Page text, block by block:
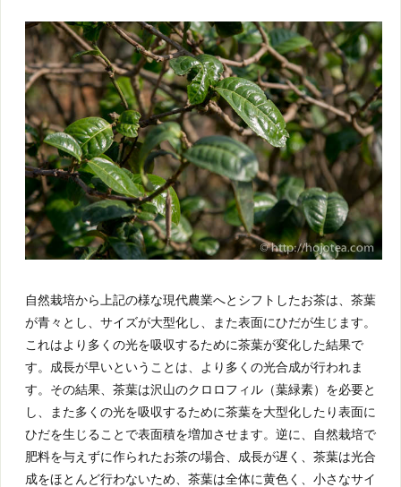
自然栽培から上記の様な現代農業へとシフトしたお茶は、茶葉
が青々とし、サイズが大型化し、また表面にひだが生じます。
これはより多くの光を吸収するために茶葉が変化した結果で
す。成長が早いということは、より多くの光合成が行われま
す。その結果、茶葉は沢山のクロロフィル（葉緑素）を必要と
し、また多くの光を吸収するために茶葉を大型化したり表面に
ひだを生じることで表面積を増加させます。逆に、自然栽培で
肥料を与えずに作られたお茶の場合、成長が遅く、茶葉は光合
成をほとんど行わないため、茶葉は全体に黄色く、小さなサイ